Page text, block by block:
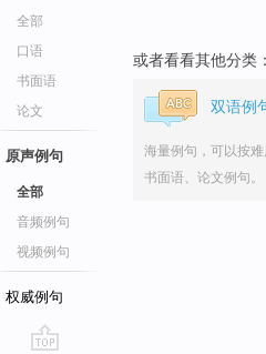
全部
口语
书面语
论文
原声例句
全部
音频例句
视频例句
权威例句
或者看看其他分类：
双语例
海量例句，可以按难
书面语、论文例句。